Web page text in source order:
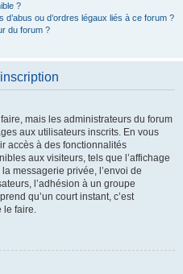
?
ou d’ordres légaux liés à ce forum ?
du forum ?
mais les administrateurs du forum
aux utilisateurs inscrits. En vous
accès à des fonctionnalités
aux visiteurs, tels que l’affichage
messagerie privée, l’envoi de
l’adhésion à un groupe
qu’un court instant, c’est
le faire.